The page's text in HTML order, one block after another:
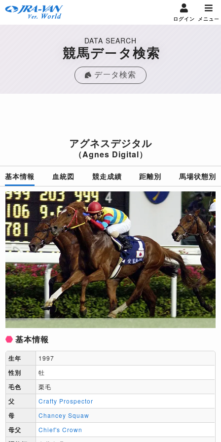
ログイン メニュー
DATA SEARCH
競馬データ検索
データ検索
アグネスデジタル
（Agnes Digital）
基本情報 血統図 競走成績 距離別 馬場状態別
基本情報
生年 1997
性別 牡
毛色 栗毛
父 Crafty Prospector
母 Chancey Squaw
母父 Chief's Crown